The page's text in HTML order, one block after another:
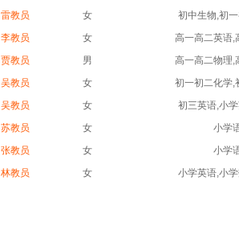
雷教员
女
初中生物,初
李教员
女
高一高二英语,
贾教员
男
高一高二物理,
吴教员
女
初一初二化学,
吴教员
女
初三英语,小
苏教员
女
小学
张教员
女
小学
林教员
女 小学英语,小